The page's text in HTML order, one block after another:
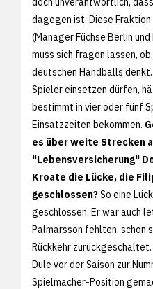
dagegen ist. Diese
(Manager Füchse Berlin
muss sich fragen lassen,
deutschen Handballs
Spieler einsetzen dürfen,
bestimmt in vier oder fünf
Einsatzzeiten bekommen.
es über weite Strecken
"Lebensversicherung"
Kroate die Lücke, die
geschlossen?So eine
geschlossen. Er war auch
Palmarsson fehlten, schon
Rückkehr
Dule vor der Saison zur
Spielmacher-Position